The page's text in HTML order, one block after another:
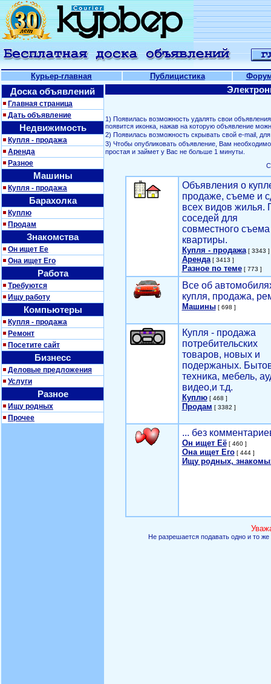
Курьер-главная Публицистика
Доска объявлений
Главная страница
Дать объявление
Недвижимость
Купля - продажа
Аренда
Разное
Машины
Купля - продажа
Барахолка
Куплю
Продам
Знакомства
Он ищет Ее
Она ищет Его
Работа
Требуются
Ищу работу
Компьютеры
Купля - продажа
Ремонт
Посетите сайт
Бизнесс
Деловые предложения
Услуги
Разное
Ищу родных
Прочее
1) Появилась возможность удалять свои
появится иконка, нажав на которую объявление
2) Появилась возможность скрывать свой е-mail,
3) Чтобы опубликовать объявление, Вам
простая и займет у Вас не больше 1 минуты.
Объявления о
продаже, съеме и
всех видов жилья.
соседей для
совместного съема
квартиры.
Купля - продажа[ 3343 ]
Аренда[ 3413 ]
Разное по теме[ 773 ]
Все об
купля, продажа,
Машины[ 698 ]
Купля - продажа
потребительских
товаров, новых и
подержаных.
техника, мебель,
видео,и т.д.
Куплю[ 468 ]
Продам [ 3382 ]
... без
Он ищет Её[ 460 ]
Она ищет Его[ 444 ]
Ищу родных,
Не разрешается подавать одно и то